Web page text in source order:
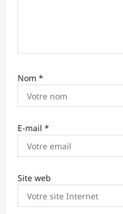
Nom *
E-mail *
Site web